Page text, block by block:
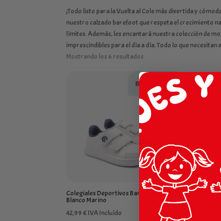
¡Todo listo para la Vuelta al Cole más divertida y
nuestro calzado barefoot que respeta el crecimiento
límites. Además, les encantará nuestra colección de
imprescindibles para el día a día. Todo lo que
Mostrando los 6 resultados
BAREFOOT
Colegiales Deportivos Barefoot Goflex
Blanco Marino
42,99€IVA Incluído